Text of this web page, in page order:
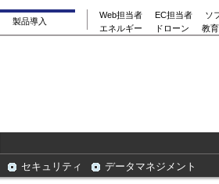
製品導入
Web担当者 EC担当者
ソ
エネルギー
ドローン 教
セキュリティ データマネジメント